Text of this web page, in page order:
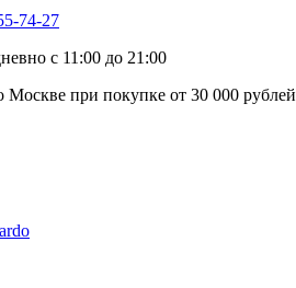
74-27
с 11:00 до 21:00
Москве при покупке от 30 000 рублей